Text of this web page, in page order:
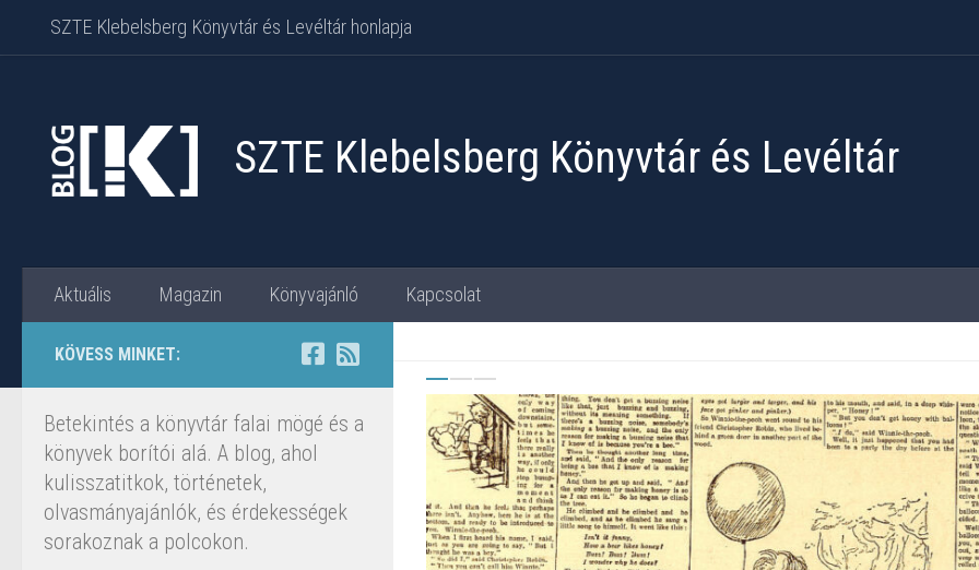
Skip to content
SZTE Klebelsberg Könyvtár és Levéltár honlapja
SZTE Klebelsberg Könyvtár és Levéltár
Aktuális Magazin Könyvajánló Kapcsolat
KÖVESS MINKET:
Betekintés a könyvtár falai mögé és a
könyvek borítói alá. A blog, ahol
kulisszatitkok, történetek,
olvasmányajánlók, és érdekességek
sorakoznak a polcokon.